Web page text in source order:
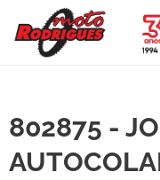
802875 -